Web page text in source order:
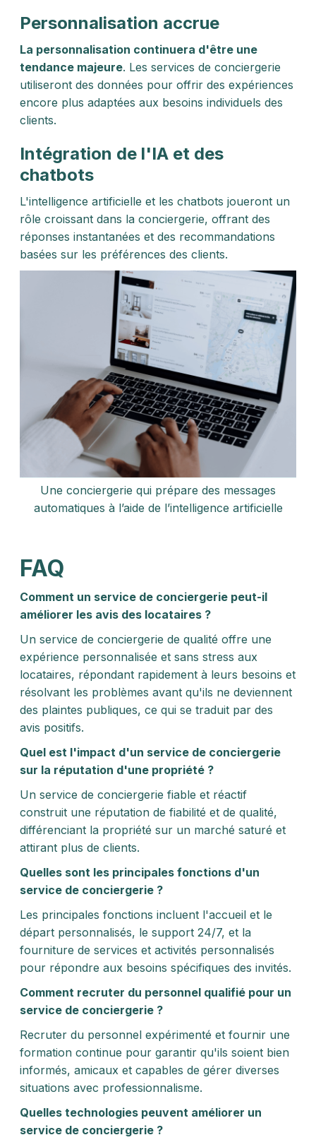
Personnalisation accrue
La personnalisation continuera d'être une
tendance majeure. Les services de conciergerie
utiliseront des données pour offrir des expériences
encore plus adaptées aux besoins individuels des
clients.
Intégration de l'IA et des
chatbots
L'intelligence artificielle et les chatbots joueront un
rôle croissant dans la conciergerie, offrant des
réponses instantanées et des recommandations
basées sur les préférences des clients.
Une conciergerie qui prépare des messages
automatiques à l’aide de l’intelligence artificielle
FAQ
Comment un service de conciergerie peut-il
améliorer les avis des locataires ?
Un service de conciergerie de qualité offre une
expérience personnalisée et sans stress aux
locataires, répondant rapidement à leurs besoins et
résolvant les problèmes avant qu'ils ne deviennent
des plaintes publiques, ce qui se traduit par des
avis positifs.
Quel est l'impact d'un service de conciergerie
sur la réputation d'une propriété ?
Un service de conciergerie fiable et réactif
construit une réputation de fiabilité et de qualité,
différenciant la propriété sur un marché saturé et
attirant plus de clients.
Quelles sont les principales fonctions d'un
service de conciergerie ?
Les principales fonctions incluent l'accueil et le
départ personnalisés, le support 24/7, et la
fourniture de services et activités personnalisés
pour répondre aux besoins spécifiques des invités.
Comment recruter du personnel qualifié pour un
service de conciergerie ?
Recruter du personnel expérimenté et fournir une
formation continue pour garantir qu'ils soient bien
informés, amicaux et capables de gérer diverses
situations avec professionnalisme.
Quelles technologies peuvent améliorer un
service de conciergerie ?